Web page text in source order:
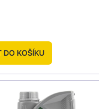
DO KOŠÍKU